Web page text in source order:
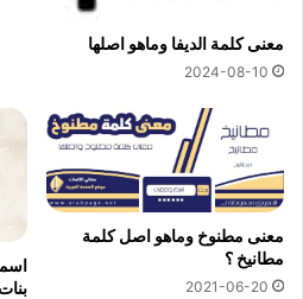
معنى كلمة الديفا وماهو اصلها
2024-08-10
معنى مطنوخ وماهو اصل كلمة
مطانيخ ؟
2021-06-20
بنات